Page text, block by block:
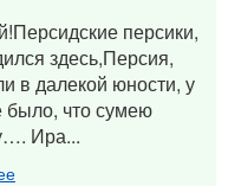
персики,
здесь,Персия,
в далекой юности, у
что сумею
Ира...